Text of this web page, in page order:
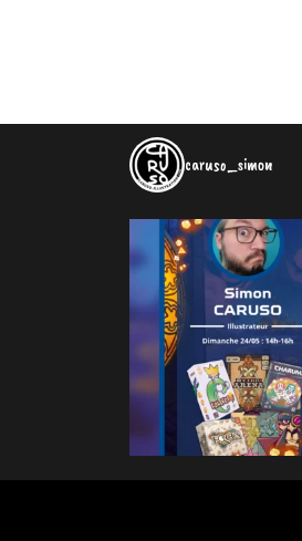
caruso_simon